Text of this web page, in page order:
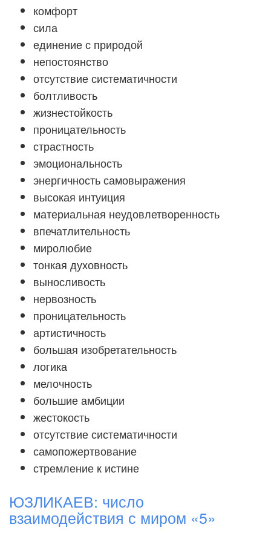
комфорт
сила
единение с природой
непостоянство
отсутствие систематичности
болтливость
жизнестойкость
проницательность
страстность
эмоциональность
энергичность самовыражения
высокая интуиция
материальная неудовлетворенность
впечатлительность
миролюбие
тонкая духовность
выносливость
нервозность
проницательность
артистичность
большая изобретательность
логика
мелочность
большие амбиции
жестокость
отсутствие систематичности
самопожертвование
стремление к истине
ЮЗЛИКАЕВ: число
взаимодействия с миром «5»